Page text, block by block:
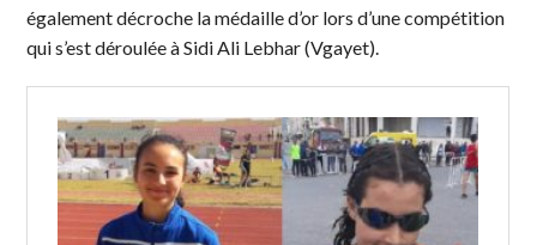
également décroche la médaille d’or lors d’une compétition
qui s’est déroulée à Sidi Ali Lebhar (Vgayet).